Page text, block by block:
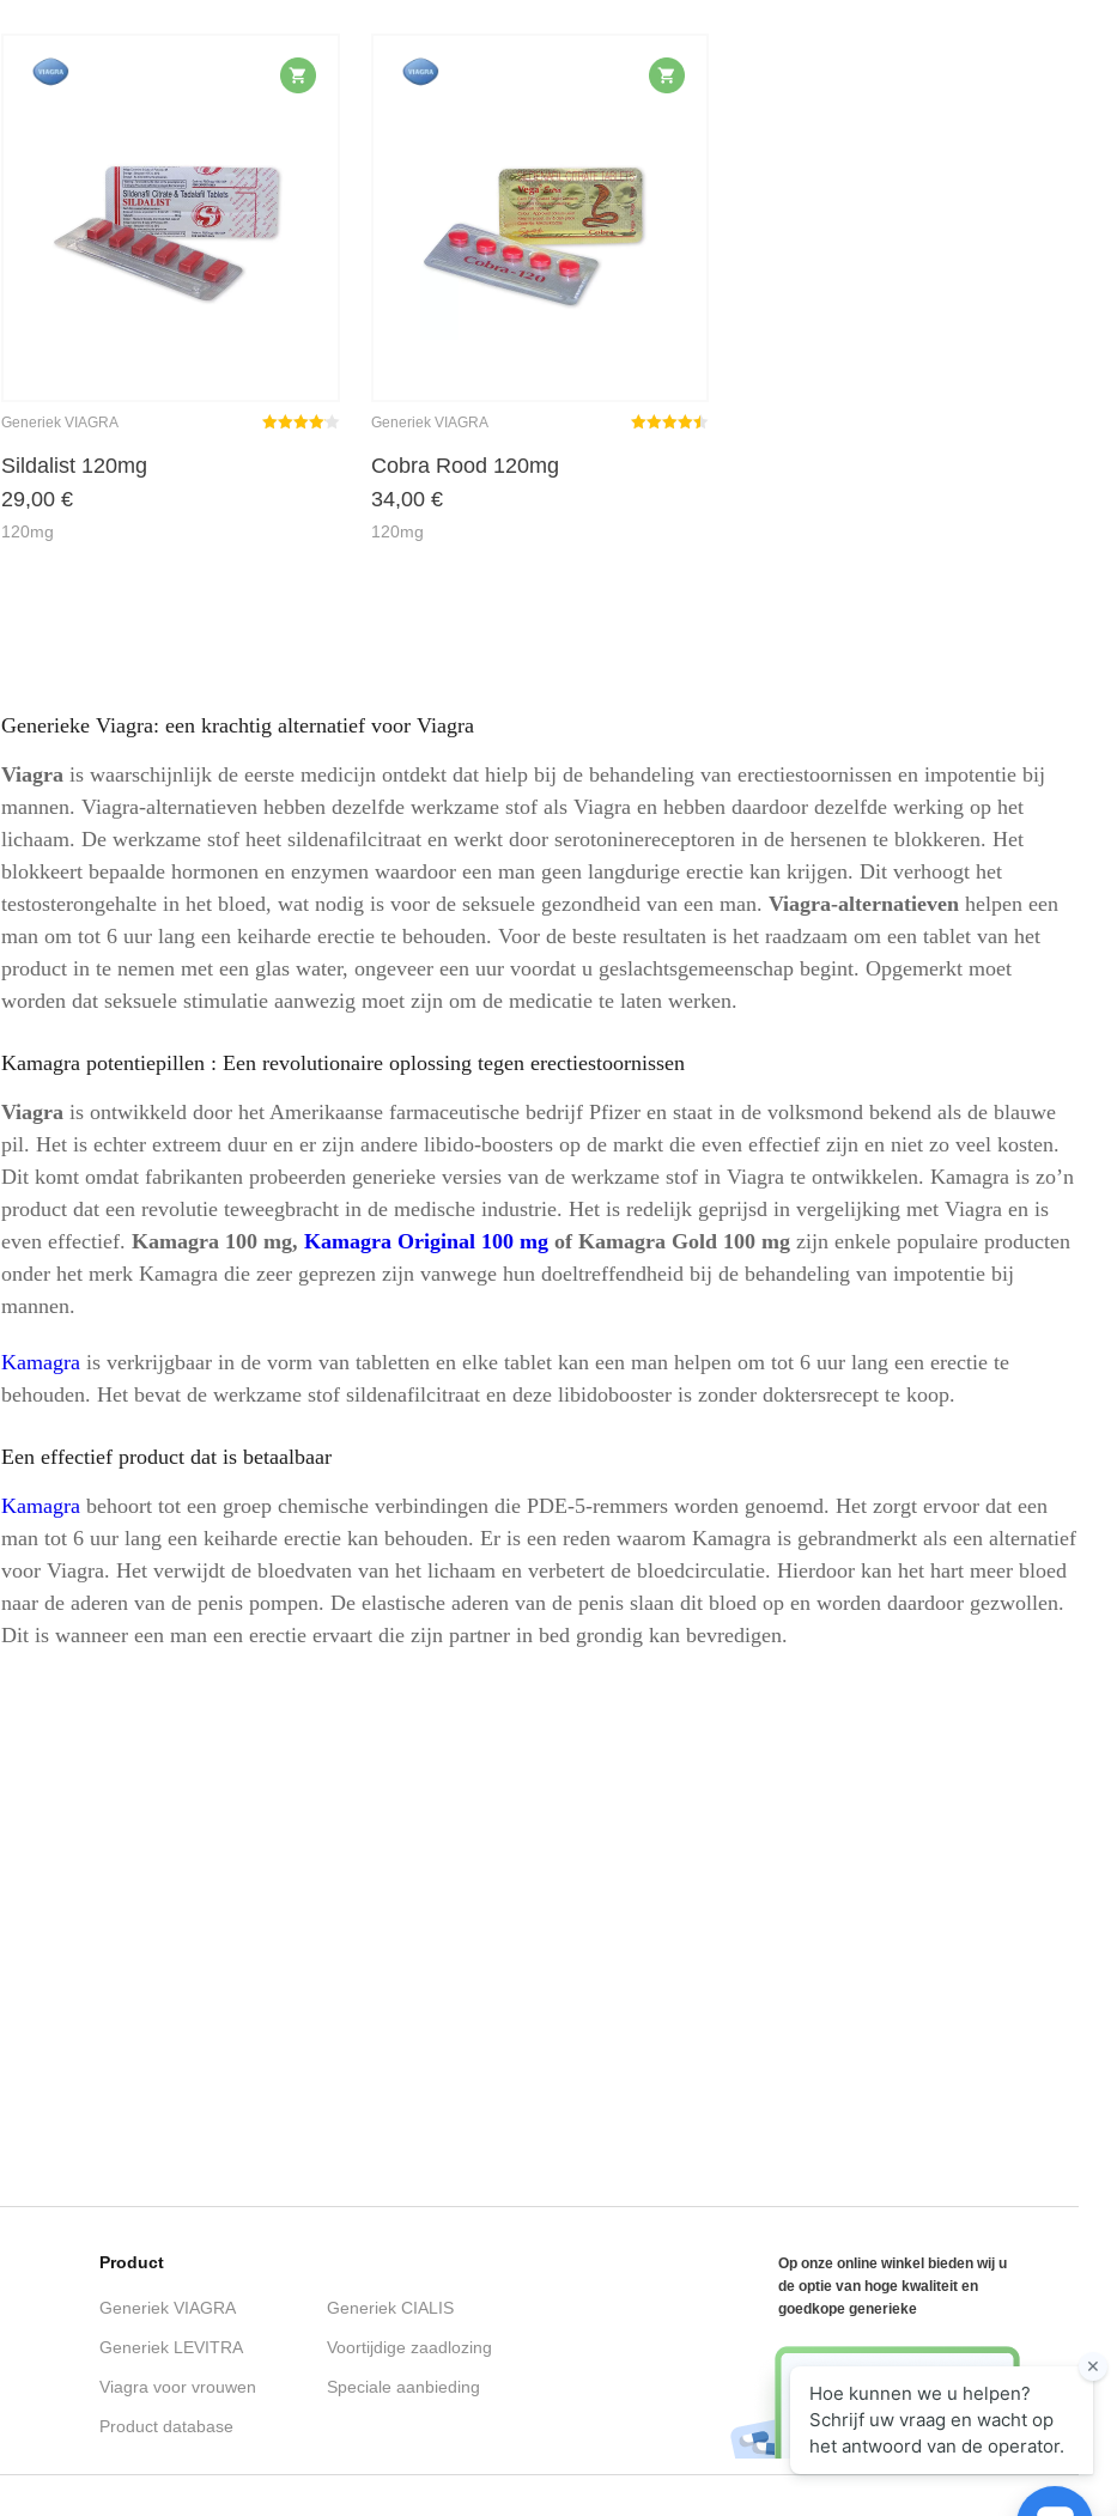
Generiek VIAGRA
Sildalist 120mg
29,00 €
120mg
Generiek VIAGRA
Cobra Rood 120mg
34,00 €
120mg
Generieke Viagra: een krachtig alternatief voor Viagra
Viagra is waarschijnlijk de eerste medicijn ontdekt dat hielp bij de behandeling van erectiestoornissen en impotentie bij
mannen. Viagra-alternatieven hebben dezelfde werkzame stof als Viagra en hebben daardoor dezelfde werking op het
lichaam. De werkzame stof heet sildenafilcitraat en werkt door serotoninereceptoren in de hersenen te blokkeren. Het
blokkeert bepaalde hormonen en enzymen waardoor een man geen langdurige erectie kan krijgen. Dit verhoogt het
testosterongehalte in het bloed, wat nodig is voor de seksuele gezondheid van een man. Viagra-alternatieven helpen een
man om tot 6 uur lang een keiharde erectie te behouden. Voor de beste resultaten is het raadzaam om een tablet van het
product in te nemen met een glas water, ongeveer een uur voordat u geslachtsgemeenschap begint. Opgemerkt moet
worden dat seksuele stimulatie aanwezig moet zijn om de medicatie te laten werken.
Kamagra potentiepillen : Een revolutionaire oplossing tegen erectiestoornissen
Viagra is ontwikkeld door het Amerikaanse farmaceutische bedrijf Pfizer en staat in de volksmond bekend als de blauwe
pil. Het is echter extreem duur en er zijn andere libido-boosters op de markt die even effectief zijn en niet zo veel kosten.
Dit komt omdat fabrikanten probeerden generieke versies van de werkzame stof in Viagra te ontwikkelen. Kamagra is zo’n
product dat een revolutie teweegbracht in de medische industrie. Het is redelijk geprijsd in vergelijking met Viagra en is
even effectief. Kamagra 100 mg, Kamagra Original 100 mg of Kamagra Gold 100 mg zijn enkele populaire producten
onder het merk Kamagra die zeer geprezen zijn vanwege hun doeltreffendheid bij de behandeling van impotentie bij
mannen.
Kamagra is verkrijgbaar in de vorm van tabletten en elke tablet kan een man helpen om tot 6 uur lang een erectie te
behouden. Het bevat de werkzame stof sildenafilcitraat en deze libidobooster is zonder doktersrecept te koop.
Een effectief product dat is betaalbaar
Kamagra behoort tot een groep chemische verbindingen die PDE-5-remmers worden genoemd. Het zorgt ervoor dat een
man tot 6 uur lang een keiharde erectie kan behouden. Er is een reden waarom Kamagra is gebrandmerkt als een alternatief
voor Viagra. Het verwijdt de bloedvaten van het lichaam en verbetert de bloedcirculatie. Hierdoor kan het hart meer bloed
naar de aderen van de penis pompen. De elastische aderen van de penis slaan dit bloed op en worden daardoor gezwollen.
Dit is wanneer een man een erectie ervaart die zijn partner in bed grondig kan bevredigen.
Product
Generiek VIAGRA Generiek CIALIS
Generiek LEVITRA Voortijdige zaadlozing
Viagra voor vrouwen Speciale aanbieding
Product database
Op onze online winkel bieden wij u
de optie van hoge kwaliteit en
goedkope generieke